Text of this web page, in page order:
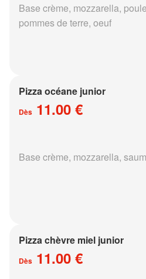
Base crème, mozzarella,
pommes de terre, oeuf
Pizza océane junior
Dès 11.00 €
Base crème, mozzarella,
Pizza chèvre miel junior
Dès 11.00 €